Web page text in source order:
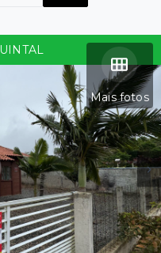
Mais fotos